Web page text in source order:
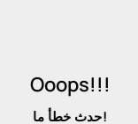
Ooops!!!
حدث خطأ ما!